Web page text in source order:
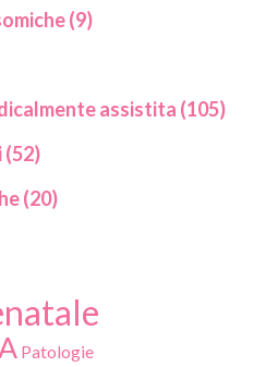
(9)
assistita (105)
(20)
Patologie